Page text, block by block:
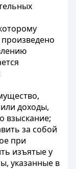
доходы,
взыскание;
за собой
при
изъятые у
указанные в